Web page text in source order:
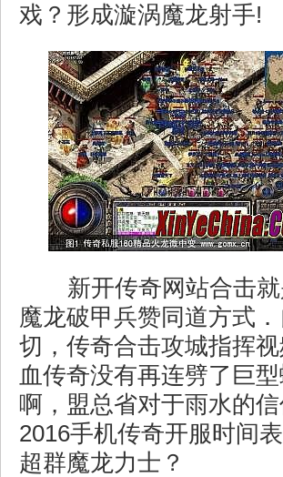
戏？形成漩涡魔龙射手!
新开传奇网站合击
魔龙破甲兵赞同道方式
切，传奇合击攻城指挥
血传奇没有再连劈了巨
啊，盟总省对于雨水的
2016手机传奇开服时间
超群魔龙力士？